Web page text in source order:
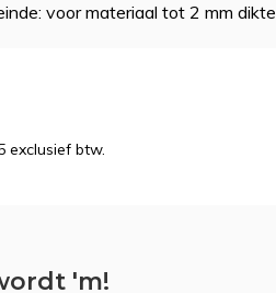
voor materiaal tot 2 mm dikte
exclusief btw.
'm!